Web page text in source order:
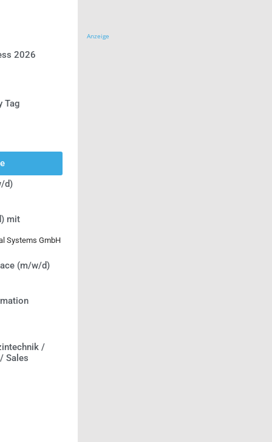
2026
Tag
d)
mit
Systems GmbH
(m/w/d)
/
Sales
Anzeige